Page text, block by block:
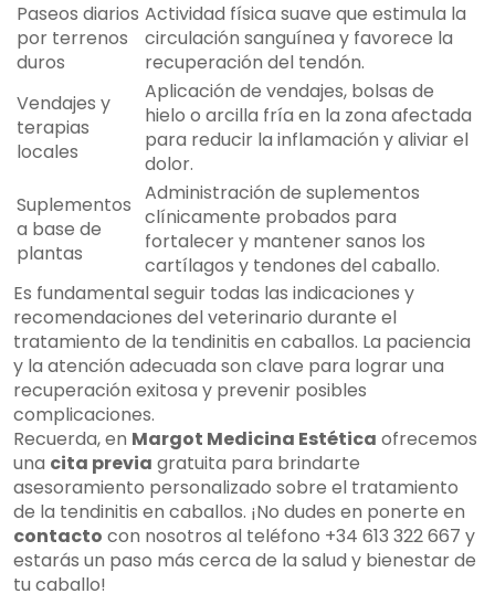
Paseos diarios
por terrenos
duros
Actividad física suave que estimula la
circulación sanguínea y favorece la
recuperación del tendón.
Vendajes y
terapias
locales
Aplicación de vendajes, bolsas de
hielo o arcilla fría en la zona afectada
para reducir la inflamación y aliviar el
dolor.
Suplementos
a base de
plantas
Administración de suplementos
clínicamente probados para
fortalecer y mantener sanos los
cartílagos y tendones del caballo.
Es fundamental seguir todas las indicaciones y
recomendaciones del veterinario durante el
tratamiento de la tendinitis en caballos. La paciencia
y la atención adecuada son clave para lograr una
recuperación exitosa y prevenir posibles
complicaciones.
Recuerda, en Margot Medicina Estética ofrecemos
una cita previa gratuita para brindarte
asesoramiento personalizado sobre el tratamiento
de la tendinitis en caballos. ¡No dudes en ponerte en
contacto con nosotros al teléfono +34 613 322 667 y
estarás un paso más cerca de la salud y bienestar de
tu caballo!